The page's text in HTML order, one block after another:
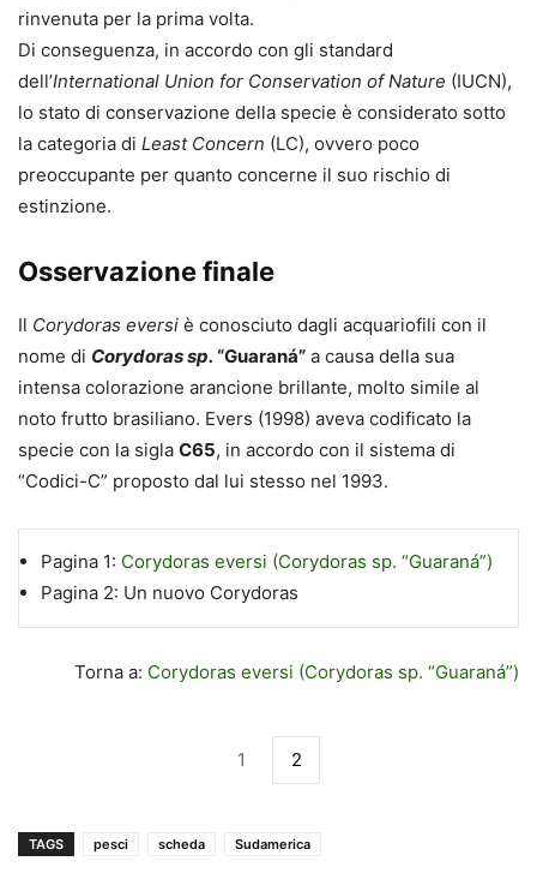
rinvenuta per la prima volta.
Di conseguenza, in accordo con gli standard
dell’International Union for Conservation of Nature (IUCN),
lo stato di conservazione della specie è considerato sotto
la categoria di Least Concern (LC), ovvero poco
preoccupante per quanto concerne il suo rischio di
estinzione.
Osservazione finale
Il Corydoras eversi è conosciuto dagli acquariofili con il
nome di Corydorassp. “Guaraná” a causa della sua
intensa colorazione arancione brillante, molto simile al
noto frutto brasiliano. Evers (1998) aveva codificato la
specie con la sigla C65, in accordo con il sistema di
“Codici-C” proposto dal lui stesso nel 1993.
Pagina 1: Corydoras eversi (Corydoras sp. “Guaraná”)
Pagina 2: Un nuovo Corydoras
Torna a: Corydoras eversi (Corydoras sp. “Guaraná”)
1 2
TAGS pesci scheda Sudamerica